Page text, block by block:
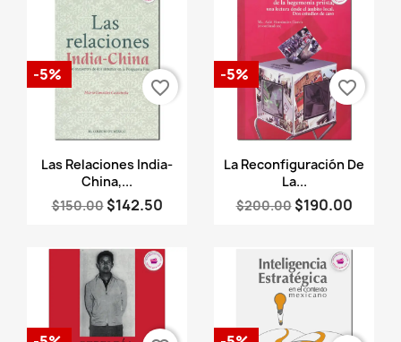
Vista rápida
Las Relaciones India-
China,...
$150.00 $142.50
-5%
favorite_border
Vista rápida
La Reconfiguración De
La...
$200.00 $190.00
-5%
favorite_border